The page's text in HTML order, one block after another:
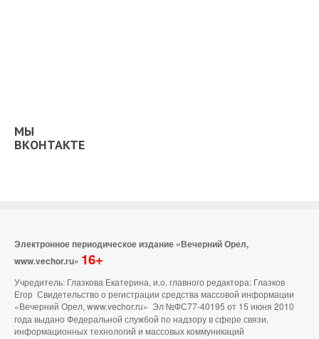
МЫ
ВКОНТАКТЕ
Электронное периодическое издание «Вечерний Орел,
www.vechor.ru» 16+
Учредитель: Глазкова Екатерина, и.о. главного редактора: Глазков
Егор Свидетельство о регистрации средства массовой информации
«Вечерний Орел, www.vechor.ru» Эл №ФС77-40195 от 15 июня 2010
года выдано Федеральной службой по надзору в сфере связи,
информационных технологий и массовых коммуникаций